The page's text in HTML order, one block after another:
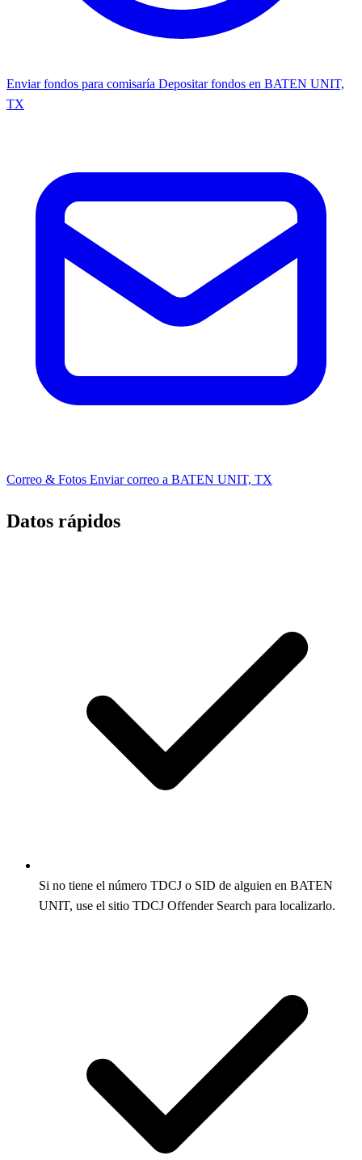
Enviar fondos para comisaría Depositar fondos en BATEN UNIT,
TX
Correo & Fotos Enviar correo a BATEN UNIT, TX
Datos rápidos
Si no tiene el número TDCJ o SID de alguien en BATEN
UNIT, use el sitio TDCJ Offender Search para localizarlo.